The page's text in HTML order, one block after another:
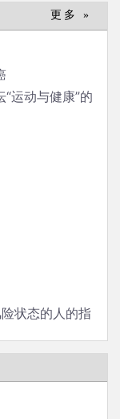
更多 »
运动与健康”的
状态的人的指